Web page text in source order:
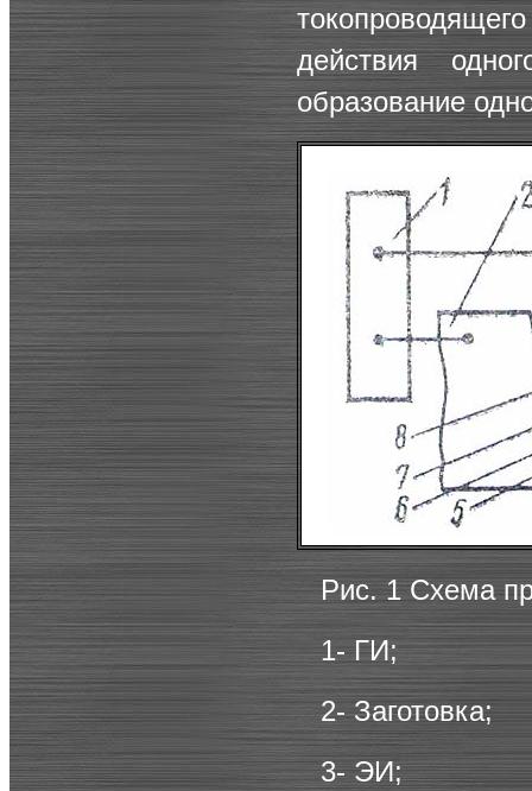
действия
образование
Рис. 1 Схема
1- ГИ;
2- Заготовка;
3- ЭИ;